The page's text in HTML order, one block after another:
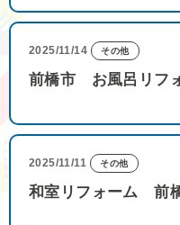
2025/11/14 その他
前橋市 お風呂リフ
2025/11/11 その他
和室リフォーム 前